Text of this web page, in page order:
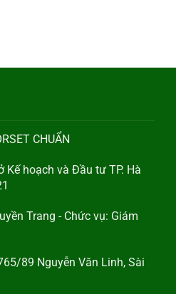
CHUẨN
Kế hoạch và Đầu tư TP. Hà
Trang - Chức vụ: Giám
89 Nguyễn Văn Linh, Sài